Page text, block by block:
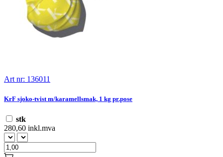
Art nr: 136011
KrF sjoko-tvist m/karamellsmak, 1 kg pr.pose
stk
280,60 inkl.mva